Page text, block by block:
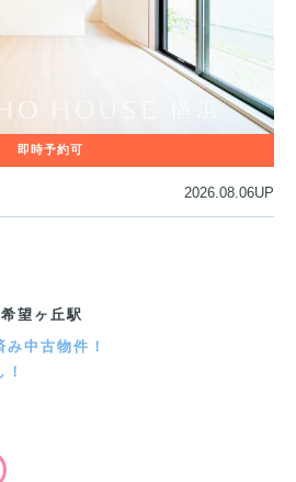
2026.08.06UP
望ヶ丘駅
中古物件！